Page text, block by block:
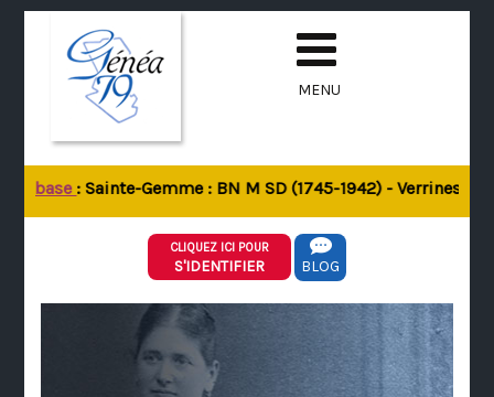
MENU
base: Sainte-Gemme : BN M SD (1745-1942) - Verrines-
CLIQUEZ ICI POUR
S'IDENTIFIER BLOG